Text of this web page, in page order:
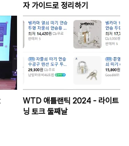
자 가이드로 정리하기
WTD 애틀랜틱 2024 - 라이트
닝 토크 둘째날